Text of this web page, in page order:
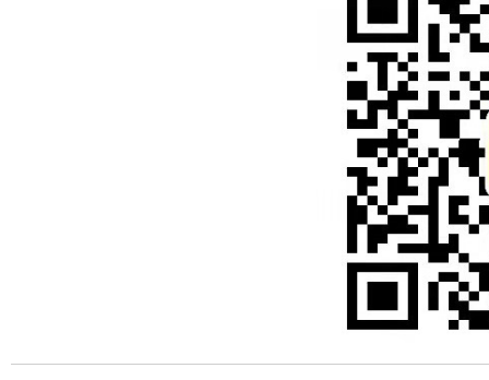
或将图片直接拖到这里
jpg, jpeg, gif, png